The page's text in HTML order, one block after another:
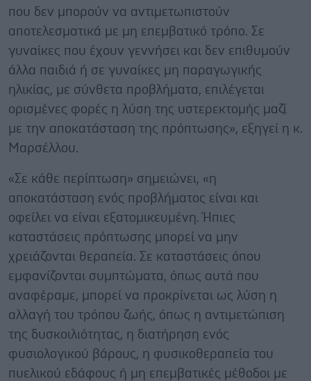
που δεν μπορούν να αντιμετωπιστούν
αποτελεσματικά με μη επεμβατικό τρόπο. Σε
γυναίκες που έχουν γεννήσει και δεν επιθυμούν
άλλα παιδιά ή σε γυναίκες μη παραγωγικής
ηλικίας, με σύνθετα προβλήματα, επιλέγεται
ορισμένες φορές η λύση της υστερεκτομής μαζί
με την αποκατάσταση της πρόπτωσης», εξηγεί η κ.
Μαρσέλλου.
«Σε κάθε περίπτωση» σημειώνει, «η
αποκατάσταση ενός προβλήματος είναι και
οφείλει να είναι εξατομικευμένη. Ήπιες
καταστάσεις πρόπτωσης μπορεί να μην
χρειάζονται θεραπεία. Σε καταστάσεις όπου
εμφανίζονται συμπτώματα, όπως αυτά που
αναφέραμε, μπορεί να προκρίνεται ως λύση η
αλλαγή του τρόπου ζωής, όπως η αντιμετώπιση
της δυσκοιλιότητας, η διατήρηση ενός
φυσιολογικού βάρους, η φυσικοθεραπεία του
πυελικού εδάφους ή μη επεμβατικές μέθοδοι με